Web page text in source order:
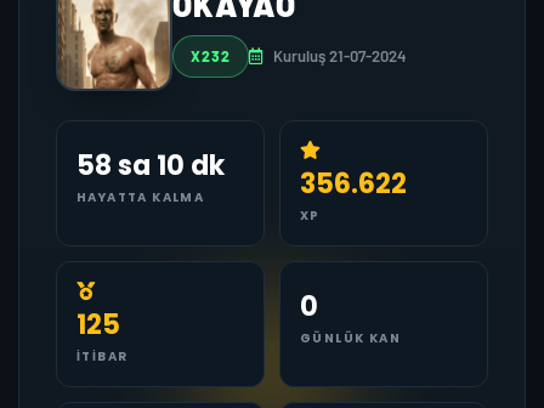
X232 Kuruluş 21-07-2024
58 sa 10 dk
HAYATTA KALMA 356.622
XP
125
İTIBAR
0
GÜNLÜK KAN